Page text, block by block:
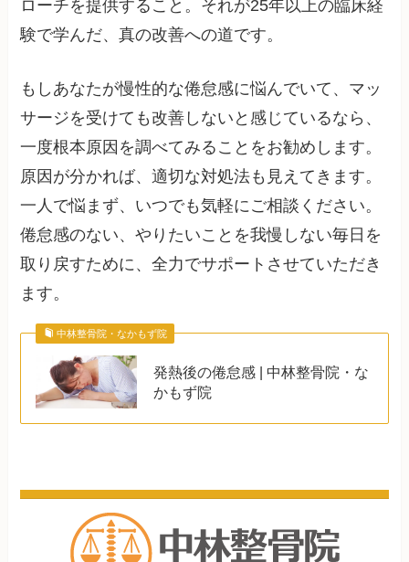
ローチを提供すること。それが25年以上の臨床経
験で学んだ、真の改善への道です。
もしあなたが慢性的な倦怠感に悩んでいて、マッ
サージを受けても改善しないと感じているなら、
一度根本原因を調べてみることをお勧めします。
原因が分かれば、適切な対処法も見えてきます。
一人で悩まず、いつでも気軽にご相談ください。
倦怠感のない、やりたいことを我慢しない毎日を
取り戻すために、全力でサポートさせていただき
ます。
中林整骨院・なかもず院
発熱後の倦怠感 | 中林整骨院・な
かもず院